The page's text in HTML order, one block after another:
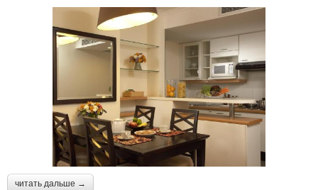
читать дальше →